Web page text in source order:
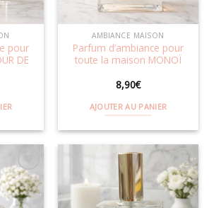
pour
DE
AMBIANCE MAISON
Parfum d’ambiance pour
toute la maison MONOÏ
8,90€
AJOUTER AU PANIER
Ajouter
Ajouter